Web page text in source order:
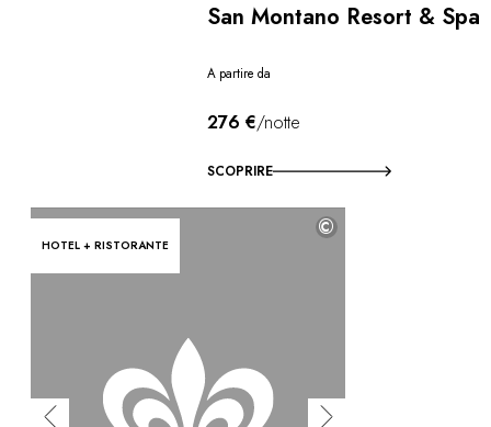
San Montano Resort & Spa
A partire da
276 €/notte
SCOPRIRE
HOTEL + RISTORANTE
©